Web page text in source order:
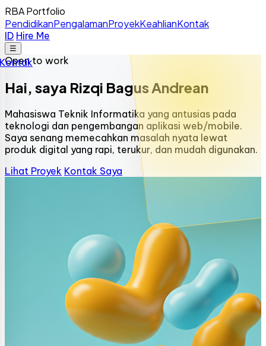
Kontak
RBA Portfolio
PendidikanPengalamanProyekKeahlianKontak
ID Hire Me
☰
Open to work
Hai, saya Rizqi Bagus Andrean
Mahasiswa Teknik Informatika yang antusias pada
teknologi dan pengembangan aplikasi web/mobile.
Saya senang memecahkan masalah nyata lewat
produk digital yang rapi, terukur, dan mudah digunakan.
Lihat Proyek Kontak Saya